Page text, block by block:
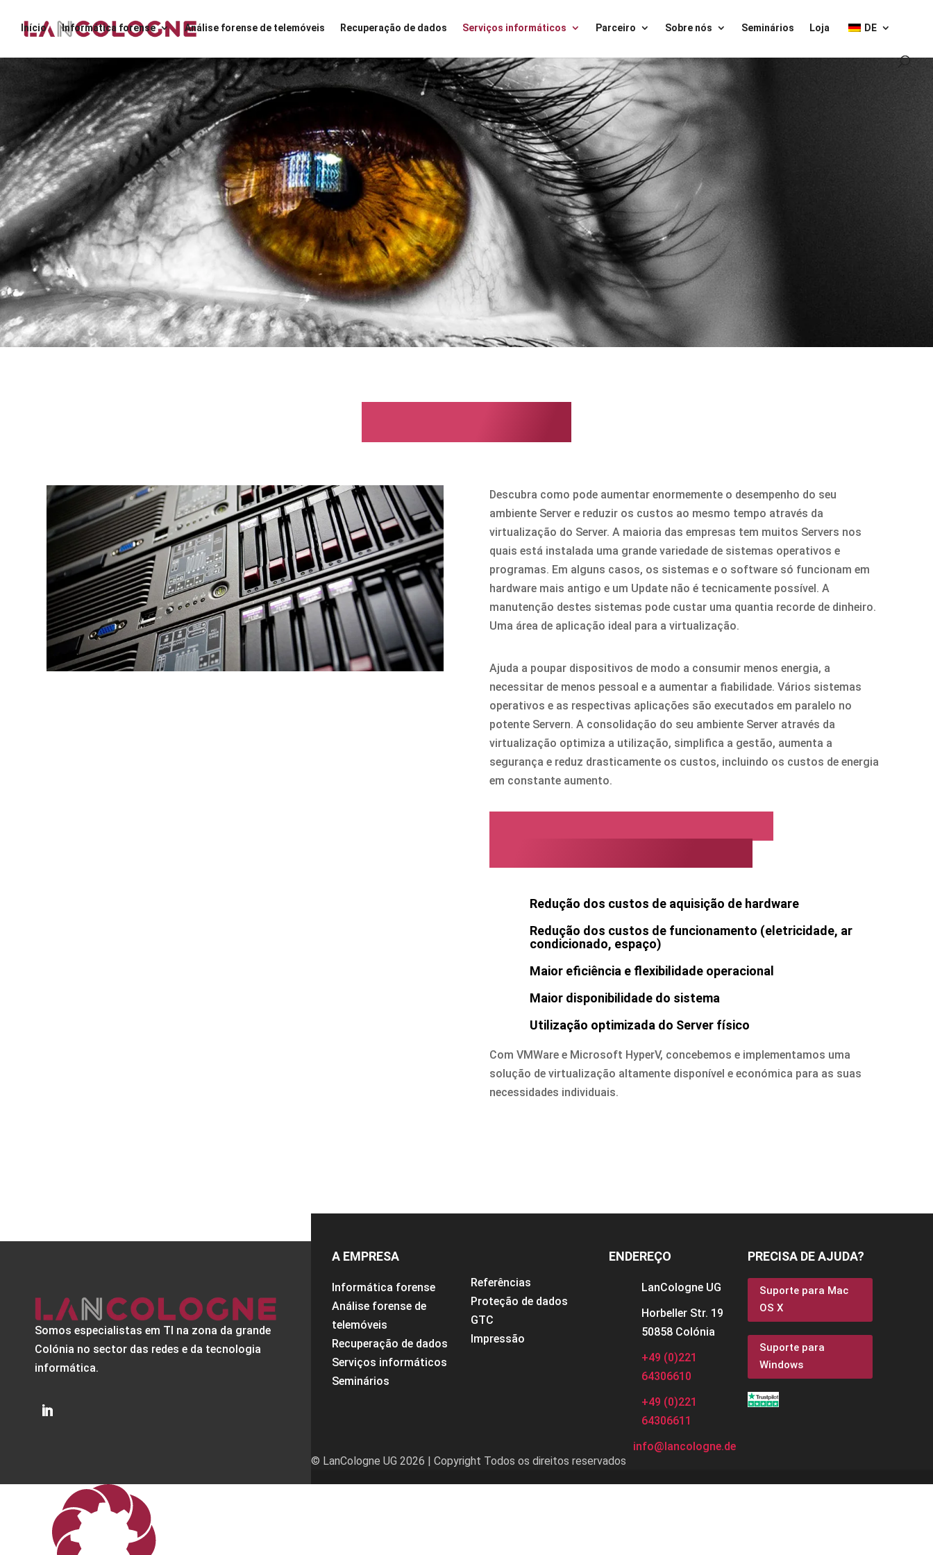
Início Informática forense Análise forense de telemóveis Recuperação de dados Serviços informáticos Parceiro Sobre nós Seminários Loja DE
Descubra como pode aumentar enormemente o desempenho do seu
ambiente Server e reduzir os custos ao mesmo tempo através da
virtualização do Server. A maioria das empresas tem muitos Servers nos
quais está instalada uma grande variedade de sistemas operativos e
programas. Em alguns casos, os sistemas e o software só funcionam em
hardware mais antigo e um Update não é tecnicamente possível. A
manutenção destes sistemas pode custar uma quantia recorde de dinheiro.
Uma área de aplicação ideal para a virtualização.
Ajuda a poupar dispositivos de modo a consumir menos energia, a
necessitar de menos pessoal e a aumentar a fiabilidade. Vários sistemas
operativos e as respectivas aplicações são executados em paralelo no
potente Servern. A consolidação do seu ambiente Server através da
virtualização optimiza a utilização, simplifica a gestão, aumenta a
segurança e reduz drasticamente os custos, incluindo os custos de energia
em constante aumento.
Redução dos custos de aquisição de hardware
Redução dos custos de funcionamento (eletricidade, ar
condicionado, espaço)
Maior eficiência e flexibilidade operacional
Maior disponibilidade do sistema
Utilização optimizada do Server físico
Com VMWare e Microsoft HyperV, concebemos e implementamos uma
solução de virtualização altamente disponível e económica para as suas
necessidades individuais.
Somos especialistas em TI na zona da grande
Colónia no sector das redes e da tecnologia
informática.
A EMPRESA
Informática forense
Análise forense de
telemóveis
Recuperação de dados
Serviços informáticos
Seminários
Referências
Proteção de dados
GTC
Impressão
ENDEREÇO
LanCologne UG
Horbeller Str. 19
50858 Colónia
+49 (0)221
64306610
+49 (0)221
64306611
info@lancologne.de
PRECISA DE AJUDA?
Suporte para Mac
OS X
Suporte para
Windows
© LanCologne UG 2026 | Copyright Todos os direitos reservados